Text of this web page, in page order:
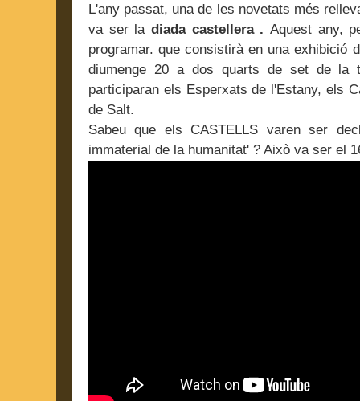
L'any passat, una de les novetats més
va ser la diada castellera . Aquest any,
programar. que consistirà en una exhibició
diumenge 20 ados quarts de set de la
participaran els Esperxats de l'Estany, els
de Salt.
Sabeu que els CASTELLS varen ser
immaterial de la humanitat' ? Això va ser el